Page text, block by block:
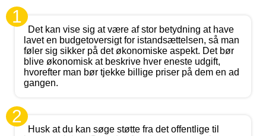
1
Det kan vise sig at være af stor betydning at have
lavet en budgetoversigt for istandsættelsen, så man
føler sig sikker på det økonomiske aspekt. Det bør
blive økonomisk at beskrive hver eneste udgift,
hvorefter man bør tjekke billige priser på dem en ad
gangen.
2
Husk at du kan søge støtte fra det offentlige til